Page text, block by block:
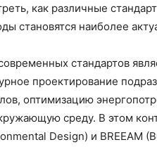
как различные
становятся наиболее
стандартов
проектирование
оптимизацию
среду. В этом
Design) и BREEAM